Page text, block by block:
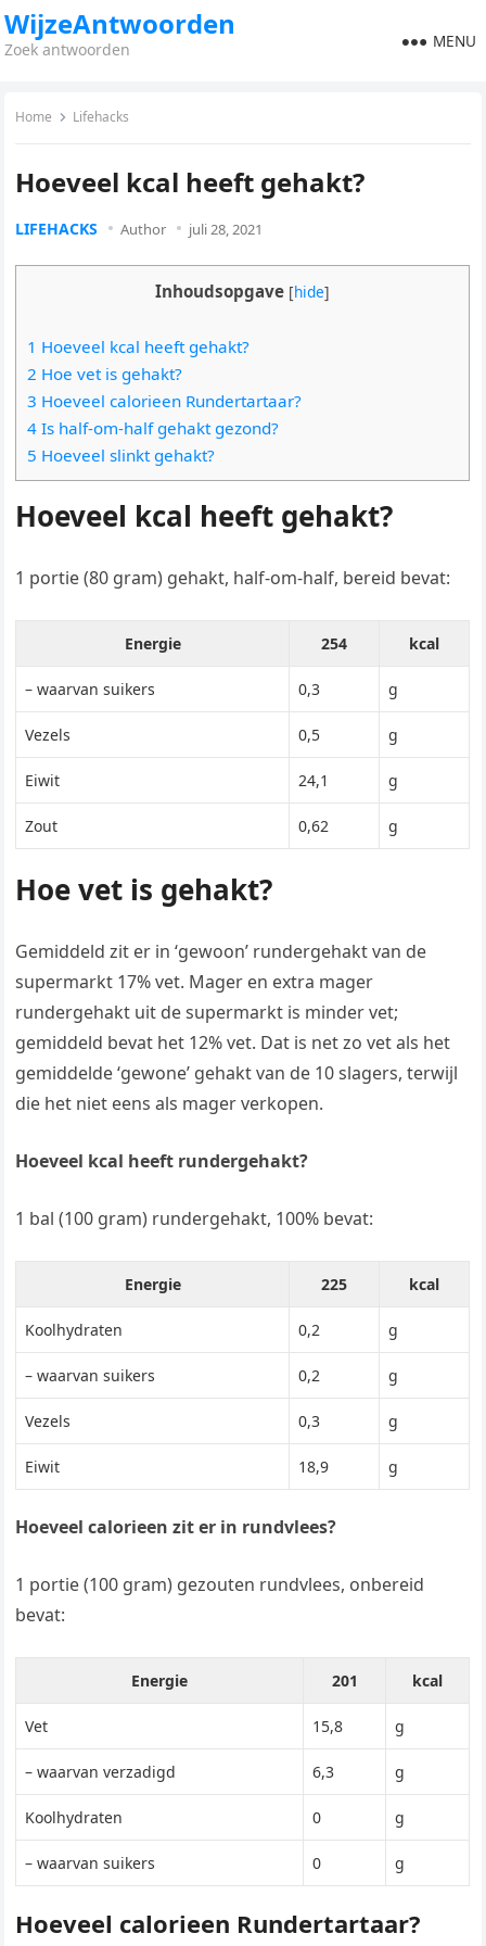
WijzeAntwoorden
Zoek antwoorden MENU
Home Lifehacks
Hoeveel kcal heeft gehakt?
LIFEHACKS Author juli 28, 2021
Inhoudsopgave [hide]
1 Hoeveel kcal heeft gehakt?
2 Hoe vet is gehakt?
3 Hoeveel calorieen Rundertartaar?
4 Is half-om-half gehakt gezond?
5 Hoeveel slinkt gehakt?
Hoeveel kcal heeft gehakt?
1 portie (80 gram) gehakt, half-om-half, bereid bevat:
Energie 254 kcal
– waarvan suikers 0,3 g
Vezels 0,5 g
Eiwit 24,1 g
Zout 0,62 g
Hoe vet is gehakt?
Gemiddeld zit er in ‘gewoon’ rundergehakt van de
supermarkt 17% vet. Mager en extra mager
rundergehakt uit de supermarkt is minder vet;
gemiddeld bevat het 12% vet. Dat is net zo vet als het
gemiddelde ‘gewone’ gehakt van de 10 slagers, terwijl
die het niet eens als mager verkopen.
Hoeveel kcal heeft rundergehakt?
1 bal (100 gram) rundergehakt, 100% bevat:
Energie 225 kcal
Koolhydraten 0,2 g
– waarvan suikers 0,2 g
Vezels 0,3 g
Eiwit 18,9 g
Hoeveel calorieen zit er in rundvlees?
1 portie (100 gram) gezouten rundvlees, onbereid
bevat:
Energie 201 kcal
Vet 15,8 g
– waarvan verzadigd 6,3 g
Koolhydraten 0 g
– waarvan suikers 0 g
Hoeveel calorieen Rundertartaar?